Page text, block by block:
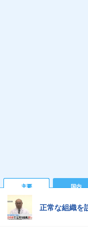
主要 国内
正常な組織を